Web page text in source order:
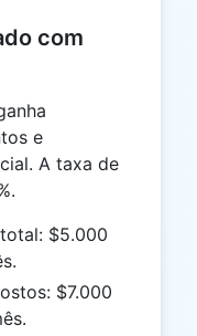
com
e
A taxa de
$5.000
$7.000